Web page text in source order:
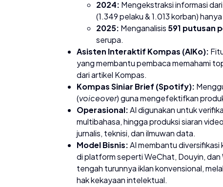
2024: Mengekstraksi informasi dari
(1.349 pelaku & 1.013 korban)
2025: Menganalisis 591 putusan
serupa.
Asisten Interaktif Kompas (AIKo):
yang membantu pembaca memahami
dari artikel Kompas.
Kompas Siniar Brief (Spotify):
(voiceover) guna mengefektifkan
Operasional:AI digunakan untuk
multibahasa, hingga produksi siaran
jurnalis, teknisi, dan ilmuwan data.
Model Bisnis:AI membantu
di platform seperti WeChat, Douyin, dan
tengah turunnya iklan konvensional,
hak kekayaan intelektual.